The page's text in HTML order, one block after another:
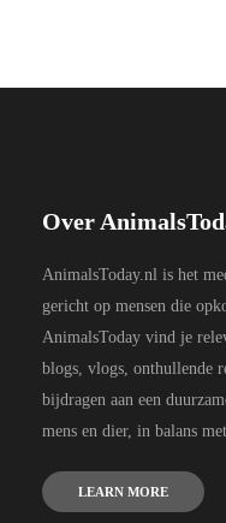
Over
AnimalsToday.nl is het
gericht op mensen die
AnimalsToday vind je
blogs, vlogs, onthullende
bijdragen aan een
mens en dier, in balans
LEARN MORE